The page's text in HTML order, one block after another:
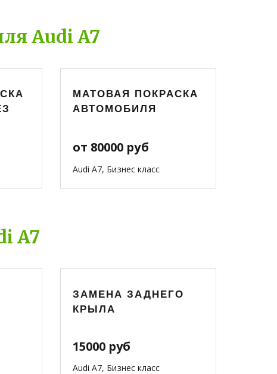
Audi A7
МАТОВАЯ ПОКРАСКА
АВТОМОБИЛЯ
от 80000 руб
Audi A7, Бизнес класс
A7
ЗАМЕНА ЗАДНЕГО
КРЫЛА
15000 руб
Audi A7, Бизнес класс